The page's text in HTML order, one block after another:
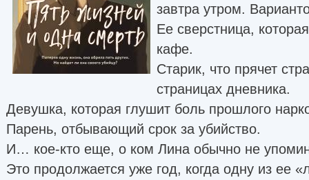
завтра утром.
Ее сверстница,
кафе.
Старик, что прячет
страницах дневника.
Девушка, которая глушит боль прошлого
Парень, отбывающий срок за убийство.
И… кое-кто еще, о ком Лина обычно не
Это продолжается уже год, когда одну из ее